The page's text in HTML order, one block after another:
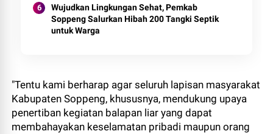
Wujudkan Lingkungan Sehat, Pemkab
Soppeng Salurkan Hibah 200 Tangki Septik
untuk Warga
"Tentu kami berharap agar seluruh lapisan masyarakat
Kabupaten Soppeng, khususnya, mendukung upaya
penertiban kegiatan balapan liar yang dapat
membahayakan keselamatan pribadi maupun orang